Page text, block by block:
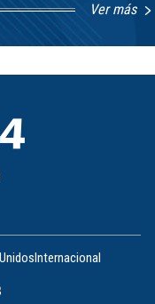
Ver más
Internacional